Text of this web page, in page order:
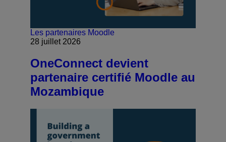
Les partenaires Moodle
28 juillet 2026
OneConnect devient
partenaire certifié Moodle au
Mozambique